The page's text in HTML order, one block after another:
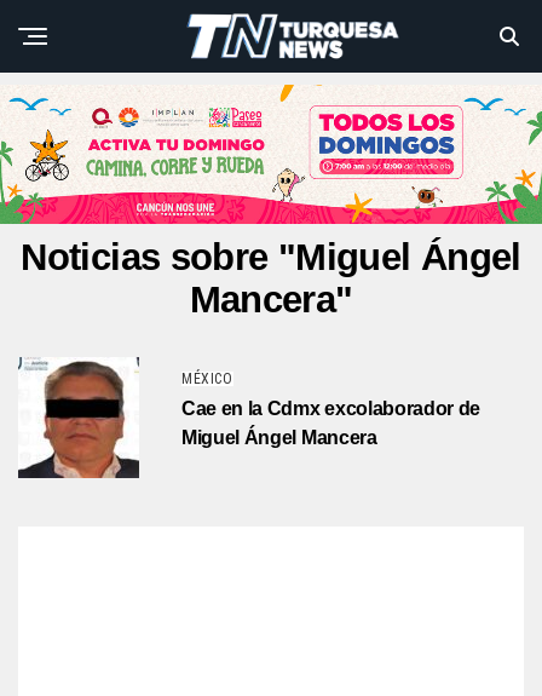
Noticias sobre "Miguel Ángel
Mancera"
MÉXICO
Cae en la Cdmx excolaborador de
Miguel Ángel Mancera